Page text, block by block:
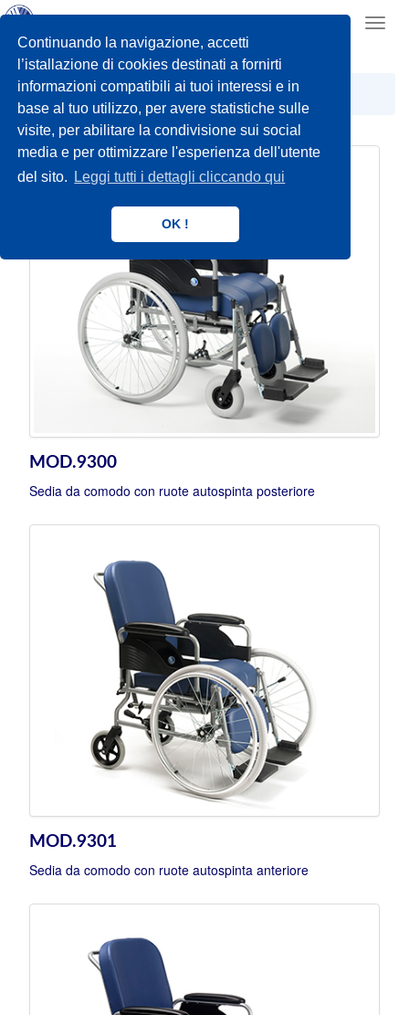
Continuando la navigazione, accetti
l’istallazione di cookies destinati a fornirti
informazioni compatibili ai tuoi interessi e in
base al tuo utilizzo, per avere statistiche sulle
visite, per abilitare la condivisione sui social
media e per ottimizzare l'esperienza dell'utente
del sito.
Leggi tutti i dettagli cliccando qui
OK !
SEDIE DA COMODO
MOD.9300
Sedia da comodo con ruote autospinta posteriore
MOD.9301
Sedia da comodo con ruote autospinta anteriore